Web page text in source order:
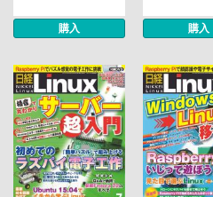
購入 購入